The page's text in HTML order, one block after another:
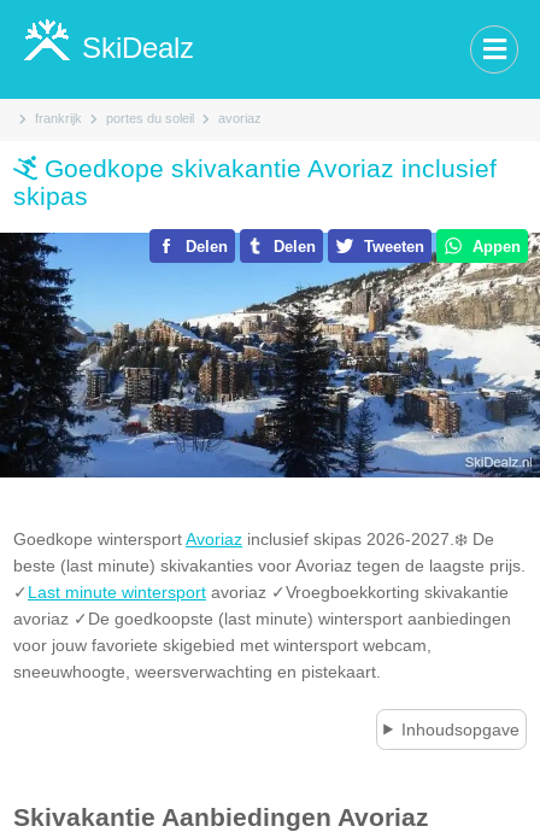
frankrijk portes du soleil avoriaz
SkiDealz
Goedkope skivakantie Avoriaz inclusief
skipas
Delen Delen Tweeten Appen
Goedkope wintersportAvoriaz inclusief skipas 2026-2027.❄️ De
beste (last minute) skivakanties voor Avoriaz tegen de laagste prijs.
✓ Last minute wintersport avoriaz ✓Vroegboekkorting skivakantie
avoriaz ✓De goedkoopste (last minute) wintersport aanbiedingen
voor jouw favoriete skigebied met wintersport webcam,
sneeuwhoogte, weersverwachting en pistekaart.
Inhoudsopgave
Skivakantie Aanbiedingen Avoriaz